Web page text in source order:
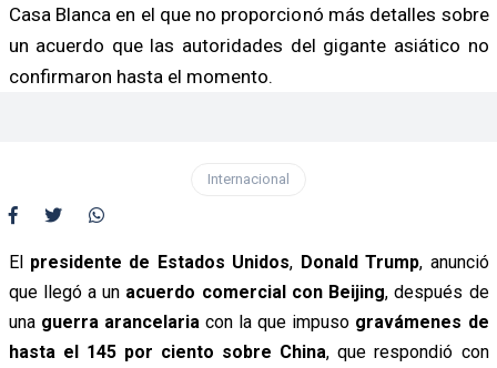
Casa Blanca en el que no proporcionó más detalles sobre
un acuerdo que las autoridades del gigante asiático no
confirmaron hasta el momento.
Internacional
El presidente de Estados Unidos, Donald Trump, anunció
que llegó a un acuerdo comercial con Beijing, después de
una guerra arancelaria con la que impuso gravámenes de
hasta el 145 por ciento sobre China, que respondió con